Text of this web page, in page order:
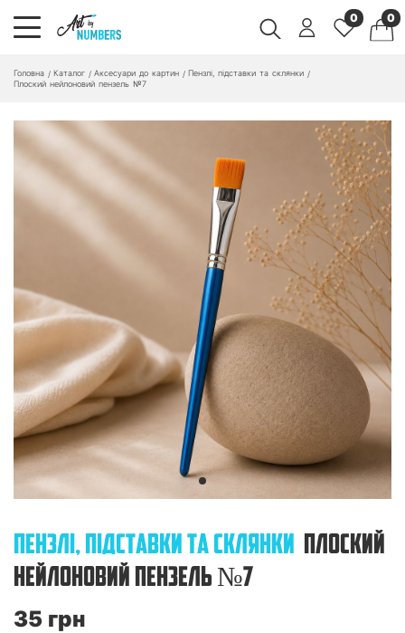
0 0
Головна / Каталог / Аксесуари до картин / Пензлі, підставки та склянки /
Плоский нейлоновий пензель №7
ПЕНЗЛІ, ПІДСТАВКИ ТА СКЛЯНКИ ПЛОСКИЙ
НЕЙЛОНОВИЙ ПЕНЗЕЛЬ №7
35 грн